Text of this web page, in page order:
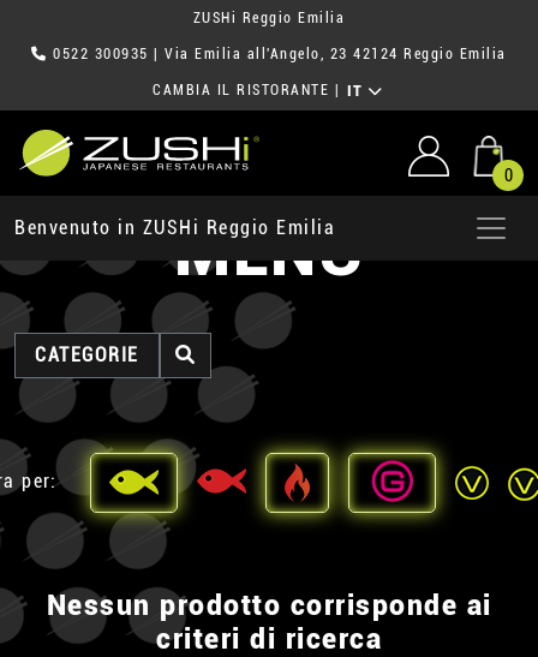
ZUSHi Reggio Emilia
0522 300935 | Via Emilia all'Angelo, 23 42124 Reggio Emilia
CAMBIA IL RISTORANTE IT
0
Benvenuto in ZUSHi Reggio Emilia
MENU
CATEGORIE
per:
Nessun prodotto corrisponde ai
criteri di ricerca